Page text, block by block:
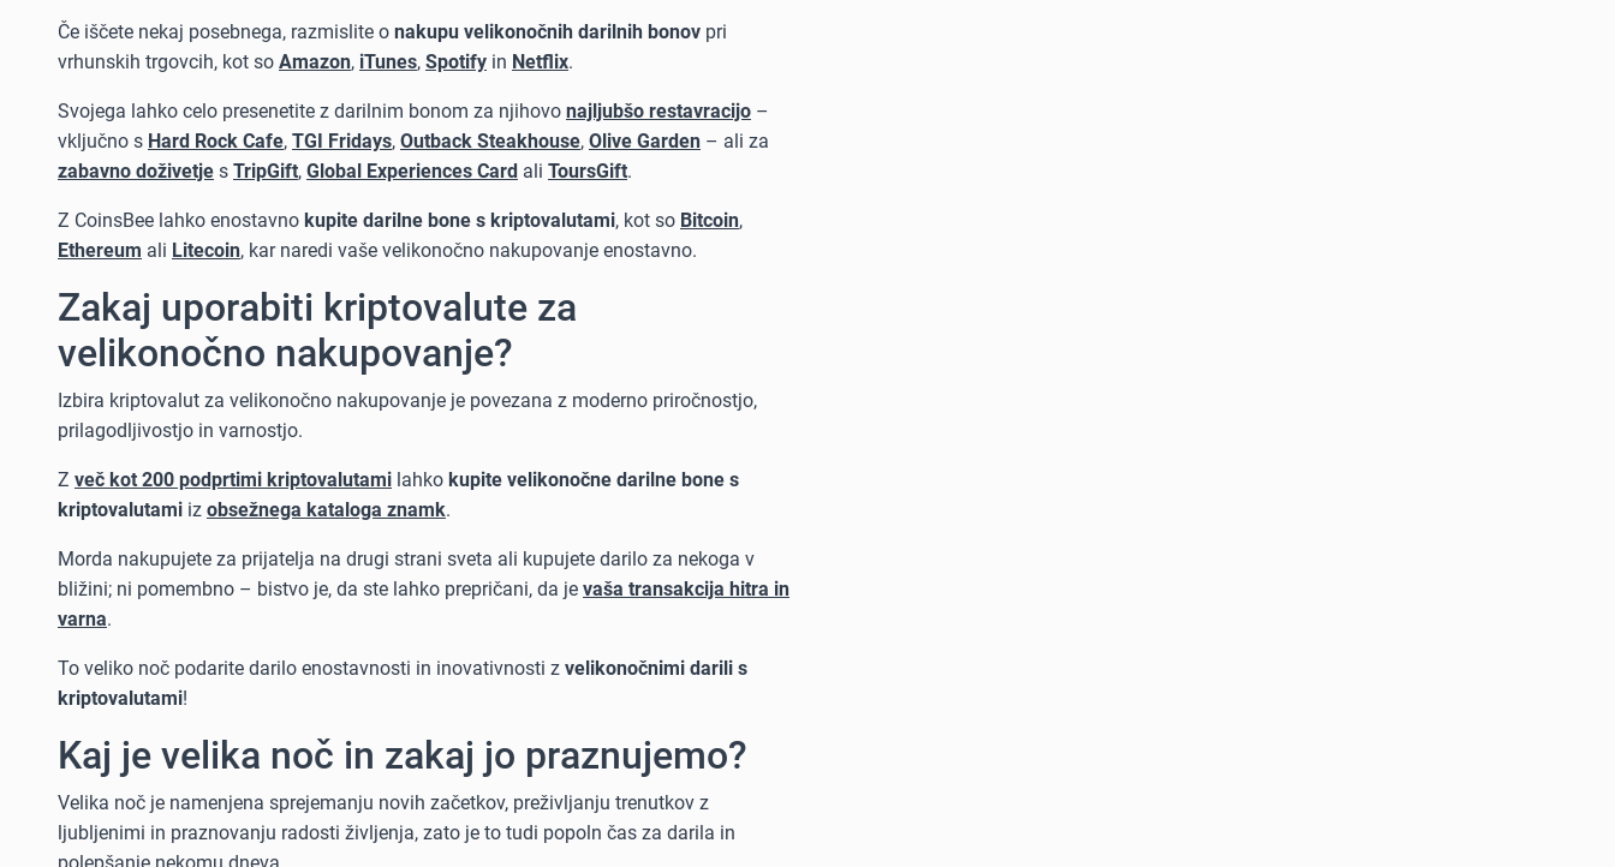
Če iščete nekaj posebnega, razmislite o nakupu velikonočnih darilnih bonov pri
vrhunskih trgovcih, kot so Amazon, iTunes, Spotify in Netflix.
Svojega lahko celo presenetite z darilnim bonom za njihovo najljubšo restavracijo –
vključno s Hard Rock Cafe, TGI Fridays, Outback Steakhouse, Olive Garden – ali za
zabavno doživetje s TripGift, Global Experiences Card ali ToursGift.
Z CoinsBee lahko enostavno kupite darilne bone s kriptovalutami, kot so Bitcoin,
Ethereum ali Litecoin, kar naredi vaše velikonočno nakupovanje enostavno.
Zakaj uporabiti kriptovalute za
velikonočno nakupovanje?
Izbira kriptovalut za velikonočno nakupovanje je povezana z moderno priročnostjo,
prilagodljivostjo in varnostjo.
Z več kot 200 podprtimi kriptovalutami lahko kupite velikonočne darilne bone s
kriptovalutami iz obsežnega kataloga znamk.
Morda nakupujete za prijatelja na drugi strani sveta ali kupujete darilo za nekoga v
bližini; ni pomembno – bistvo je, da ste lahko prepričani, da je vaša transakcija hitra in
varna.
To veliko noč podarite darilo enostavnosti in inovativnosti z velikonočnimi darili s
kriptovalutami!
Kaj je velika noč in zakaj jo praznujemo?
Velika noč je namenjena sprejemanju novih začetkov, preživljanju trenutkov z
ljubljenimi in praznovanju radosti življenja, zato je to tudi popoln čas za darila in